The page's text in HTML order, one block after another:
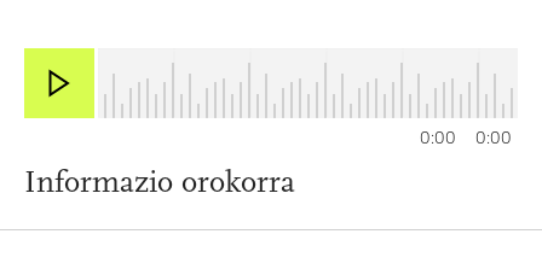
0:00 0:00
Informazio orokorra